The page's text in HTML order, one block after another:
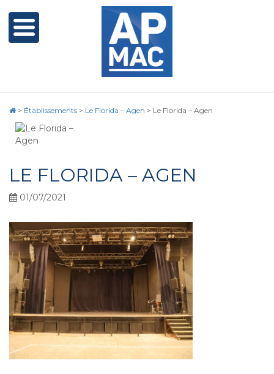
> Établissements > Le Florida – Agen > Le Florida – Agen
LE FLORIDA – AGEN
01/07/2021